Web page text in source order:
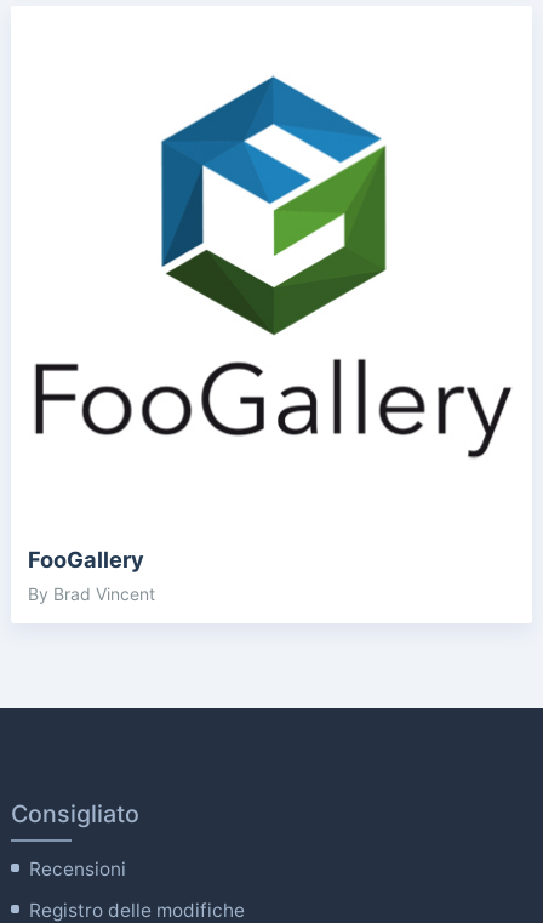
FooGallery
By Brad Vincent
Consigliato
Recensioni
Registro delle modifiche